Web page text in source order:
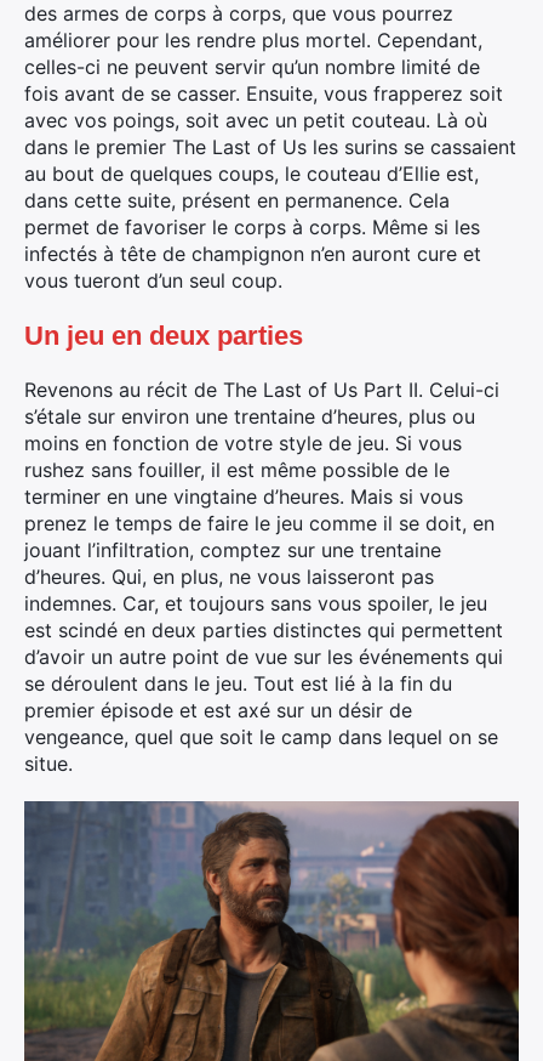
des armes de corps à corps, que vous pourrez
améliorer pour les rendre plus mortel. Cependant,
celles-ci ne peuvent servir qu’un nombre limité de
fois avant de se casser. Ensuite, vous frapperez soit
avec vos poings, soit avec un petit couteau. Là où
dans le premier The Last of Us les surins se cassaient
au bout de quelques coups, le couteau d’Ellie est,
dans cette suite, présent en permanence. Cela
permet de favoriser le corps à corps. Même si les
infectés à tête de champignon n’en auront cure et
vous tueront d’un seul coup.
Un jeu en deux parties
Revenons au récit de The Last of Us Part II. Celui-ci
s’étale sur environ une trentaine d’heures, plus ou
moins en fonction de votre style de jeu. Si vous
rushez sans fouiller, il est même possible de le
terminer en une vingtaine d’heures. Mais si vous
prenez le temps de faire le jeu comme il se doit, en
jouant l’infiltration, comptez sur une trentaine
d’heures. Qui, en plus, ne vous laisseront pas
indemnes. Car, et toujours sans vous spoiler, le jeu
est scindé en deux parties distinctes qui permettent
d’avoir un autre point de vue sur les événements qui
se déroulent dans le jeu. Tout est lié à la fin du
premier épisode et est axé sur un désir de
vengeance, quel que soit le camp dans lequel on se
situe.